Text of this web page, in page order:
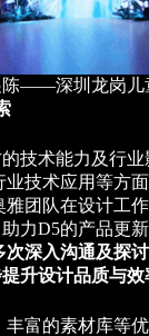
——深圳龙岗儿
技术能力及行
技术应用等方
团队在设计工
力D5的产品更新
深入沟通及探
升设计品质与效
富的素材库等